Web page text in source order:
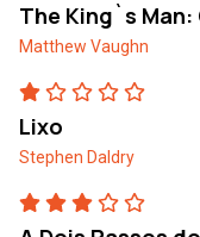
The King`s Man:
Matthew Vaughn
Lixo
Stephen Daldry